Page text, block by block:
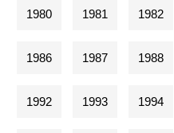
1980 1981 1982
1986 1987 1988
1992 1993 1994